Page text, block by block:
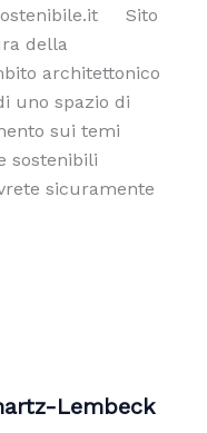
Sito
della
architettonico
uno spazio di
sui temi
sostenibili
sicuramente
Lembeck